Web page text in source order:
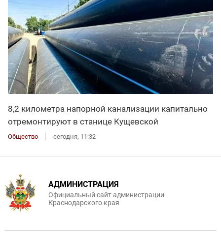
8,2 километра напорной канализации капитально
отремонтируют в станице Кущевской
Общество сегодня, 11:32
АДМИНИСТРАЦИЯ
Официальный сайт администрации
Краснодарского края